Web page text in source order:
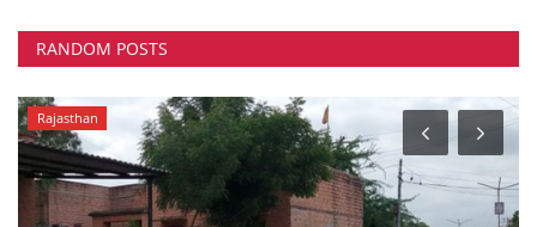
RANDOM POSTS
Rajasthan